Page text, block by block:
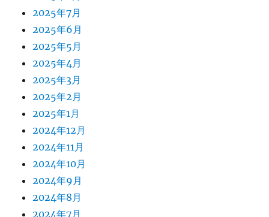
2025年7月
2025年6月
2025年5月
2025年4月
2025年3月
2025年2月
2025年1月
2024年12月
2024年11月
2024年10月
2024年9月
2024年8月
2024年7月